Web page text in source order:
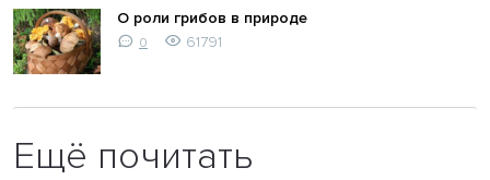
О роли грибов в природе
0 61791
Ещё почитать